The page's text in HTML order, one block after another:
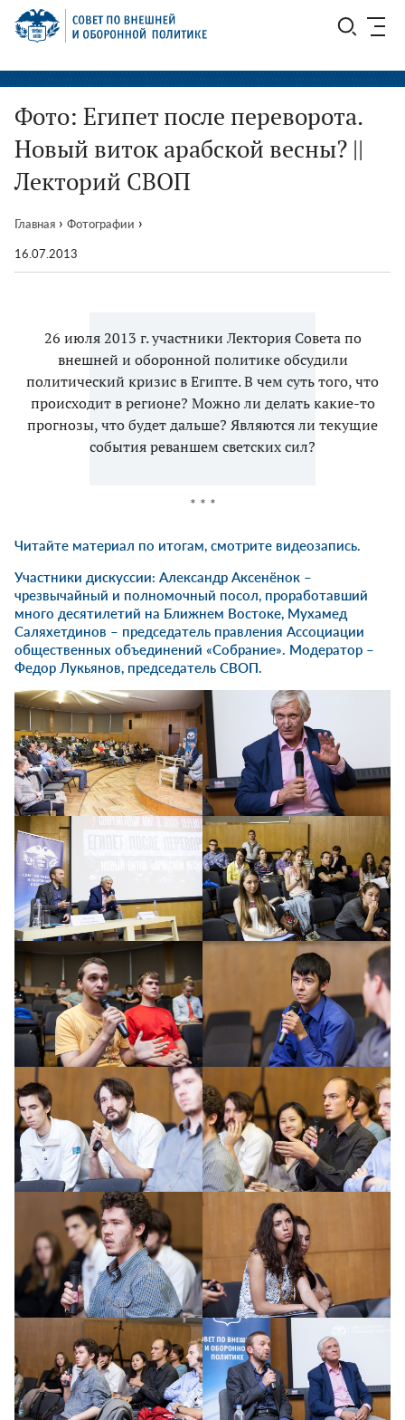
Перейти
СВОП
Фото: Египет после переворота.
Новый виток арабской весны? ||
Лекторий СВОП
Главная › Фотографии ›
16.07.2013
26 июля 2013 г. участники Лектория Совета по
внешней и оборонной политике обсудили
политический кризис в Египте. В чем суть того, что
происходит в регионе? Можно ли делать какие-то
прогнозы, что будет дальше? Являются ли текущие
события реваншем светских сил?
* * *
Читайте материал по итогам, смотрите видеозапись.
Участники дискуссии: Александр Аксенёнок –
чрезвычайный и полномочный посол, проработавший
много десятилетий на Ближнем Востоке, Мухамед
Саляхетдинов – председатель правления Ассоциации
общественных объединений «Собрание». Модератор –
Федор Лукьянов, председатель СВОП.